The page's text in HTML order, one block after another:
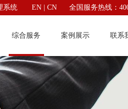
系统 EN CN 全国服务热线：
综合服务 案例展示 联系